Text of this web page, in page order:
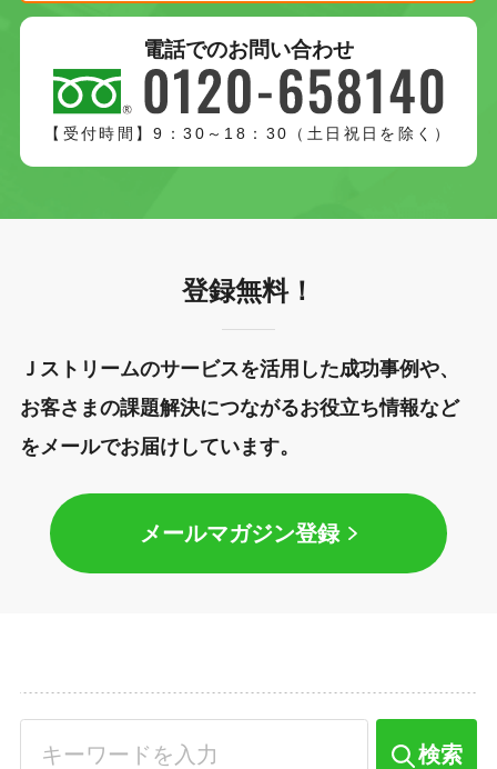
電話でのお問い合わせ
【受付時間】9：30～18：30（土日祝日を除く）
登録無料！
Ｊストリームのサービスを活用した成功事例や、
お客さまの課題解決につながるお役立ち情報など
をメールでお届けしています。
メールマガジン登録
検索